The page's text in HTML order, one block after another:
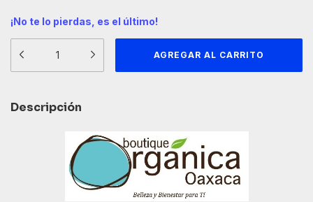
¡No te lo pierdas, es el último!
Descripción